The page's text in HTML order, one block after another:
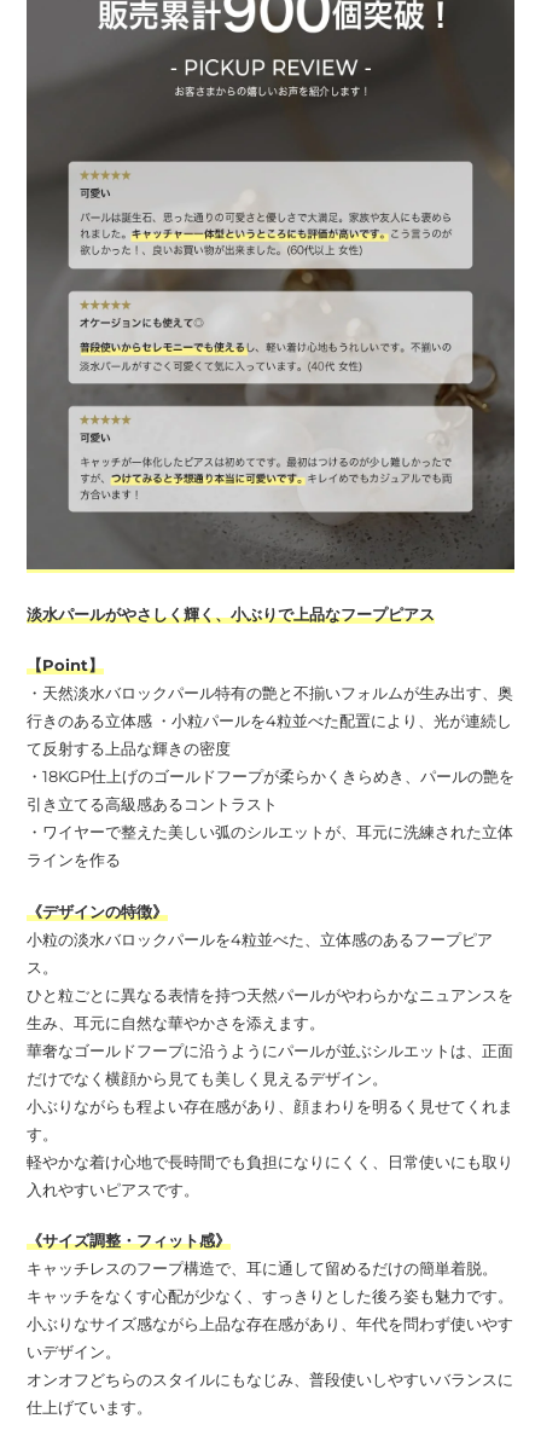
淡水パールがやさしく輝く、小ぶりで上品なフープピアス
【Point】
・天然淡水バロックパール特有の艶と不揃いフォルムが生み出す、奥
行きのある立体感 ・小粒パールを4粒並べた配置により、光が連続し
て反射する上品な輝きの密度
・18KGP仕上げのゴールドフープが柔らかくきらめき、パールの艶を
引き立てる高級感あるコントラスト
・ワイヤーで整えた美しい弧のシルエットが、耳元に洗練された立体
ラインを作る
《デザインの特徴》
小粒の淡水バロックパールを4粒並べた、立体感のあるフープピア
ス。
ひと粒ごとに異なる表情を持つ天然パールがやわらかなニュアンスを
生み、耳元に自然な華やかさを添えます。
華奢なゴールドフープに沿うようにパールが並ぶシルエットは、正面
だけでなく横顔から見ても美しく見えるデザイン。
小ぶりながらも程よい存在感があり、顔まわりを明るく見せてくれま
す。
軽やかな着け心地で長時間でも負担になりにくく、日常使いにも取り
入れやすいピアスです。
《サイズ調整・フィット感》
キャッチレスのフープ構造で、耳に通して留めるだけの簡単着脱。
キャッチをなくす心配が少なく、すっきりとした後ろ姿も魅力です。
小ぶりなサイズ感ながら上品な存在感があり、年代を問わず使いやす
いデザイン。
オンオフどちらのスタイルにもなじみ、普段使いしやすいバランスに
仕上げています。